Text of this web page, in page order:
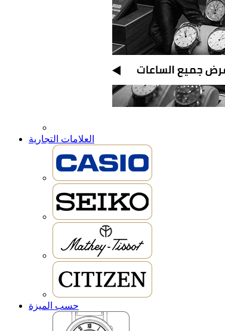
العلامات التجارية
حسب الميزة